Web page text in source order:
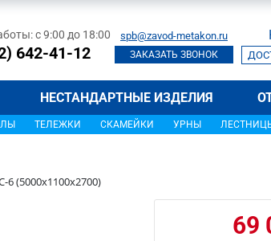
с 9:00 до 18:00
642-41-12
spb@zavod-metakon.ru
ЗАКАЗАТЬ ЗВОНОК
НЕСТАНДАРТНЫЕ ИЗДЕЛИЯ
ТЕЛЕЖКИ СКАМЕЙКИ УРНЫ
(5000х1100х2700)
69